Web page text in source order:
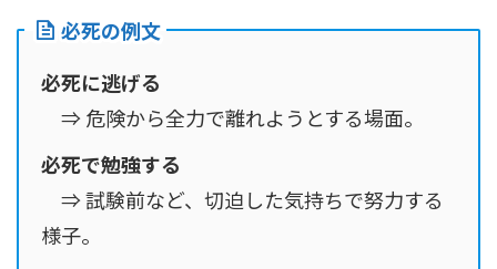
必死の例文
必死に逃げる
⇒ 危険から全力で離れようとする場面。
必死で勉強する
⇒ 試験前など、切迫した気持ちで努力する
様子。